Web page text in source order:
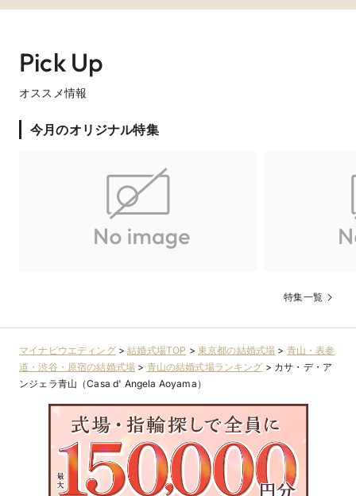
【26年9月～11月】50名324万→257万！人気の秋婚
がお得に叶う
ント
Pick Up
オススメ情報
今月のオリジナル特集
特集一覧
マイナビウエディング>結婚式場TOP > 東京都の結婚式場 > 青山・表参
道・渋谷・原宿の結婚式場 > 青山の結婚式場ランキング > カサ・デ・ア
ンジェラ青山（Casa d' Angela Aoyama）